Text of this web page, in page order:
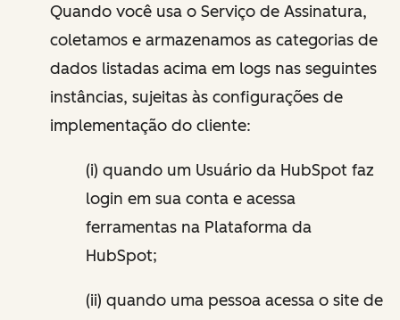
Quando você usa o Serviço de Assinatura,
coletamos e armazenamos as categorias de
dados listadas acima em logs nas seguintes
instâncias, sujeitas às configurações de
implementação do cliente:
(i) quando um Usuário da HubSpot faz
login em sua conta e acessa
ferramentas na Plataforma da
HubSpot;
(ii) quando uma pessoa acessa o site de